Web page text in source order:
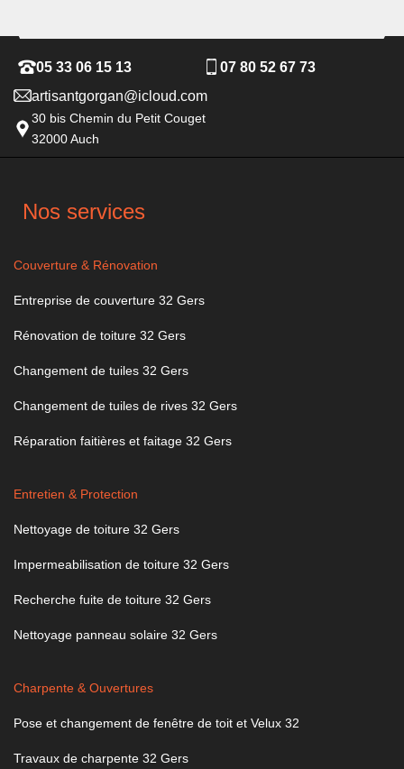
05 33 06 15 13
07 80 52 67 73
artisantgorgan@icloud.com
30 bis Chemin du Petit Couget
32000 Auch
Nos services
Couverture & Rénovation
Entreprise de couverture 32 Gers
Rénovation de toiture 32 Gers
Changement de tuiles 32 Gers
Changement de tuiles de rives 32 Gers
Réparation faitières et faitage 32 Gers
Entretien & Protection
Nettoyage de toiture 32 Gers
Impermeabilisation de toiture 32 Gers
Recherche fuite de toiture 32 Gers
Nettoyage panneau solaire 32 Gers
Charpente & Ouvertures
Pose et changement de fenêtre de toit et Velux 32
Travaux de charpente 32 Gers